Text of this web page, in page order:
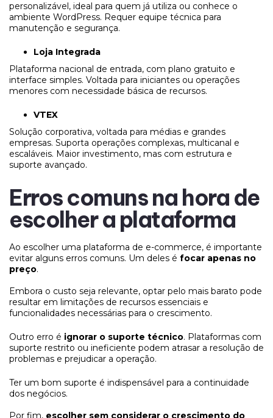
personalizável, ideal para quem já utiliza ou conhece o
ambiente WordPress. Requer equipe técnica para
manutenção e segurança.
Loja Integrada
Plataforma nacional de entrada, com plano gratuito e
interface simples. Voltada para iniciantes ou operações
menores com necessidade básica de recursos.
VTEX
Solução corporativa, voltada para médias e grandes
empresas. Suporta operações complexas, multicanal e
escaláveis. Maior investimento, mas com estrutura e
suporte avançado.
Erros comuns na hora de
escolher a plataforma
Ao escolher uma plataforma de e-commerce, é importante
evitar alguns erros comuns. Um deles é focar apenas no
preço.
Embora o custo seja relevante, optar pelo mais barato pode
resultar em limitações de recursos essenciais e
funcionalidades necessárias para o crescimento.
Outro erro é ignorar o suporte técnico. Plataformas com
suporte restrito ou ineficiente podem atrasar a resolução de
problemas e prejudicar a operação.
Ter um bom suporte é indispensável para a continuidade
dos negócios.
Por fim, escolher sem considerar o crescimento do